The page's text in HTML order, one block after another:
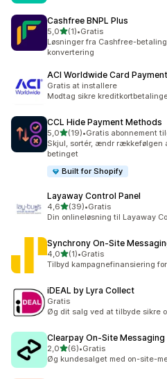
Cashfree BNPL Plus
5,0ud af 5 stjerner
(1)
1 anmeldelser i alt
•Gratis
Løsninger fra Cashfree-
konvertering
ACI Worldwide Card
Gratis at installere
Modtag sikre
CCL Hide Payment Methods
5,0ud af 5 stjerner
(19)
19 anmeldelser i alt
•Gratis abonnement
Skjul, sortér, ændr rækkefølgen
betinget
Built for Shopify
Layaway Control Panel
4,6ud af 5 stjerner
(39)
39 anmeldelser i alt
•Gratis
Din onlineløsning til Layaway
Synchrony On‑Site
4,0ud af 5 stjerner
(1)
1 anmeldelser i alt
•Gratis
Tilbyd kampagnefinansiering
iDEAL by Lyra Collect
Gratis
Øg dit salg ved at tilbyde sikre
Clearpay On‑Site Messaging
2,0ud af 5 stjerner
(6)
6 anmeldelser i alt
•Gratis
Øg kundesalget med on-site-